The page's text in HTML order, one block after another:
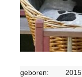
geboren:
2015